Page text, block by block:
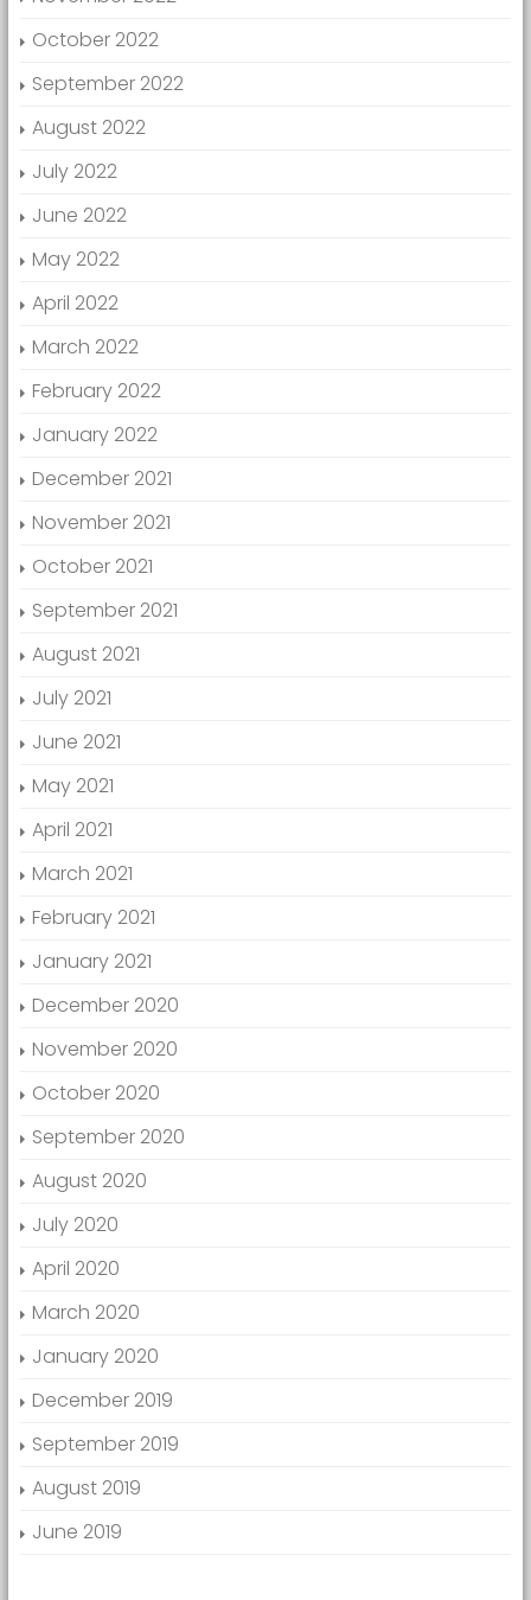
October 2022
September 2022
August 2022
July 2022
June 2022
May 2022
April 2022
March 2022
February 2022
January 2022
December 2021
November 2021
October 2021
September 2021
August 2021
July 2021
June 2021
May 2021
April 2021
March 2021
February 2021
January 2021
December 2020
November 2020
October 2020
September 2020
August 2020
July 2020
April 2020
March 2020
January 2020
December 2019
September 2019
August 2019
June 2019